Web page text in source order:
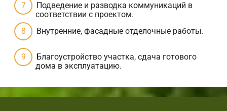
Подведение и разводка коммуникаций в
соответствии с проектом.
Внутренние, фасадные отделочные работы.
Благоустройство участка, сдача готового
дома в эксплуатацию.